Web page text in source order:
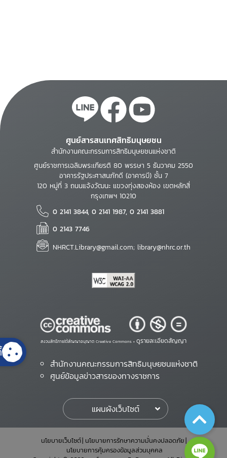
ศูนย์สารสนเทศสิทธิมนุษยชน
สำนักงานคณะกรรมการสิทธิมนุษยชนแห่งชาติ
ศูนย์ราชการเฉลิมพระเกียรติ 80 พรรษา 5 ธันวาคม 2550
อาคารรัฐประศาสนภักดี (อาคารบี) ชั้น 7
120 หมู่ที่ 3 ถนนแจ้งวัฒนะ แขวงทุ่งสองห้อง เขตหลักสี่
กรุงเทพฯ 10210
0 2141 3844, 0 2141 1987, 0 2141 3881
0 2143 7746
NHRCT.Library@gmail.com; library@nhrc.or.th
สงวนสิทธิ์ภายใต้สัญญาอนุญาต Creative Commons • ดูรายละเอียดสัญญา
สำนักงานคณะกรรมการสิทธิมนุษยชนแห่งชาติ
ศูนย์ข้อมูลข่าวสารของทางราชการ
แผนผังเว็บไซต์
นโยบายเว็บไซต์ นโยบายการรักษาความมั่นคงปลอดภัย
นโยบายการคุ้มครองข้อมูลส่วนบุคคล